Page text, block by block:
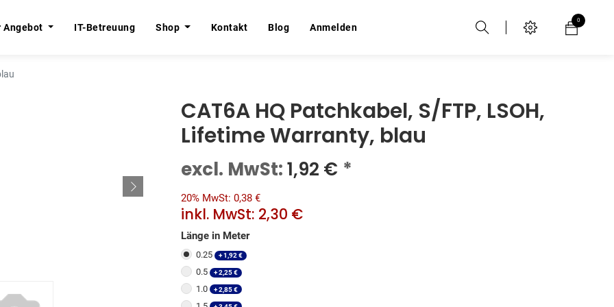
Angebot IT-Betreuung Shop Kontakt Blog Anmelden
0
Angebot IT-Betreuung Shop Kontakt Blog Anmelden
0
CAT6A HQ Patchkabel, S/FTP, LSOH,
Lifetime Warranty, blau
excl. MwSt:1,92 € *
20% MwSt: 0,38 €
inkl. MwSt: 2,30 €
Länge in Meter
0.25 +1,92€
0.5 +2,25€
1.0 +2,85€